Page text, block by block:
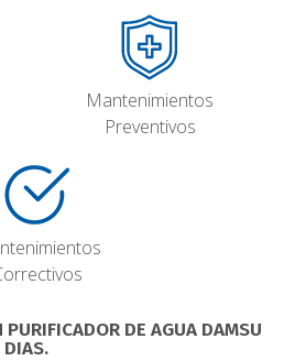
Mantenimientos
Preventivos
DE AGUA DAMSU
DIAS.